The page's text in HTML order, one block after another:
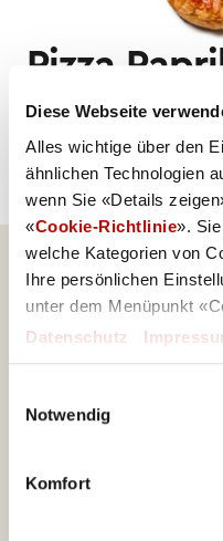
Diese Webseite
Alles wichtige über den
ähnlichen Technologien
wenn Sie «Details
«Cookie-Richtlinie».
welche Kategorien von
Ihre persönlichen
unter dem Menüpunkt
Datenschutz
Notwendig
Komfort
Pizza
Allergene
Milch, Weizen